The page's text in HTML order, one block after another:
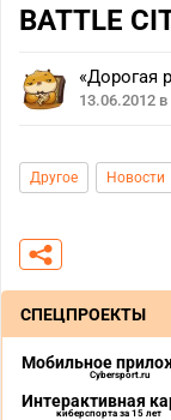
BATTLE
«Дорогая
13.06.2012 в
Другое Новости
СПЕЦПРОЕКТЫ
Мобильное
Cybersport.ru
Интерактивная
киберспорта за 15 лет